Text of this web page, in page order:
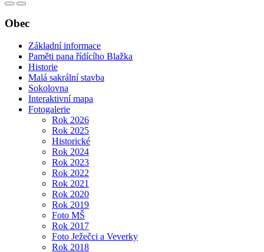
Obec
Základní informace
Paměti pana řídícího Blažka
Historie
Malá sakrální stavba
Sokolovna
Interaktivní mapa
Fotogalerie
Rok 2026
Rok 2025
Historické
Rok 2024
Rok 2023
Rok 2022
Rok 2021
Rok 2020
Rok 2019
Foto MŠ
Rok 2017
Foto Ježečci a Veverky
Rok 2018